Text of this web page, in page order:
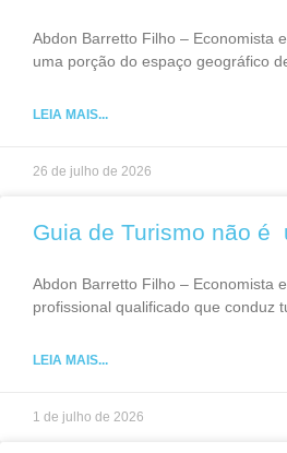
Abdon Barretto Filho – Economista
uma porção do espaço geográfico
LEIA MAIS...
26 de julho de 2026
Guia de Turismo não é
Abdon Barretto Filho – Economista
profissional qualificado que conduz
LEIA MAIS...
1 de julho de 2026